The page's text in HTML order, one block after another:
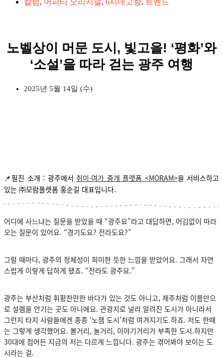
노벨상이 머문 도시, 빛고을! ‘평화’와
‘소설’을 따라 걷는 광주 여행
2025년 5월 14일 (수)
📌필진 소개 : 광주에서취미·여가 중개 플랫폼 <MORAM>을 서비스하고
있는 ㈜모람플랫폼 홍순길 대표입니다.
어디에 사느냐는 질문을 받았을 때 “광주요”라고 대답하면, 어김없이 따라
오는 질문이 있어요. “경기도요? 전라도요?”
그럴 때마다, 광주의 정체성이 희미한 듯한 느낌을 받았어요. 그래서 자연
스럽게 이렇게 답하게 됐죠. “전라도 광주요.”
광주는 부산처럼 휘황찬란한 바다가 있는 것도 아니고, 제주처럼 이름만으
로 설렘을 안기는 곳도 아니에요. 관광지로 널리 알려진 도시가 아니라서
그런지 타지 사람들에겐 종종 ‘노잼 도시’처럼 여겨지기도 하죠. 저도 한때
는 그렇게 생각했어요. 볼거리, 놀거리, 이야기거리가 부족한 도시.하지만
30대에 접어든 지금의 저는 다르게 느낍니다. 광주는 겪어봐야 보이는 도
시라는 걸.